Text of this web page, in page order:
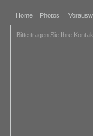
Home Photos
Bitte tragen Sie Ihre